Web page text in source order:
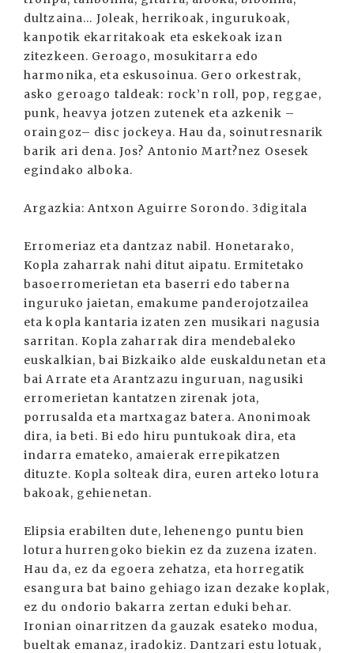
dultzaina... Joleak, herrikoak, ingurukoak,
kanpotik ekarritakoak eta eskekoak izan
zitezkeen. Geroago, mosukitarra edo
harmonika, eta eskusoinua. Gero orkestrak,
asko geroago taldeak: rock’n roll, pop, reggae,
punk, heavya jotzen zutenek eta azkenik –
oraingoz– disc jockeya. Hau da, soinutresnarik
barik ari dena. Jos? Antonio Mart?nez Osesek
egindako alboka.
Argazkia: Antxon Aguirre Sorondo. 3digitala
Erromeriaz eta dantzaz nabil. Honetarako,
Kopla zaharrak nahi ditut aipatu. Ermitetako
basoerromerietan eta baserri edo taberna
inguruko jaietan, emakume panderojotzailea
eta kopla kantaria izaten zen musikari nagusia
sarritan. Kopla zaharrak dira mendebaleko
euskalkian, bai Bizkaiko alde euskaldunetan eta
bai Arrate eta Arantzazu inguruan, nagusiki
erromerietan kantatzen zirenak jota,
porrusalda eta martxagaz batera. Anonimoak
dira, ia beti. Bi edo hiru puntukoak dira, eta
indarra emateko, amaierak errepikatzen
dituzte. Kopla solteak dira, euren arteko lotura
bakoak, gehienetan.
Elipsia erabilten dute, lehenengo puntu bien
lotura hurrengoko biekin ez da zuzena izaten.
Hau da, ez da egoera zehatza, eta horregatik
esangura bat baino gehiago izan dezake koplak,
ez du ondorio bakarra zertan eduki behar.
Ironian oinarritzen da gauzak esateko modua,
bueltak emanaz, iradokiz. Dantzari estu lotuak,